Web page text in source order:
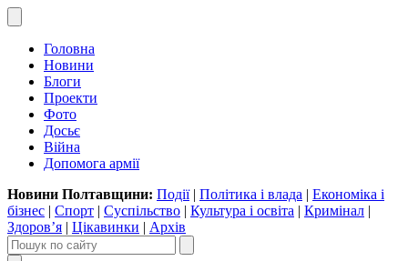
Головна
Новини
Блоги
Проекти
Фото
Досьє
Війна
Допомога армії
Новини Полтавщини: Події| Політика і влада | Економіка і
бізнес | Спорт | Суспільство | Культура і освіта | Кримінал |
Здоров’я | Цікавинки | Архів